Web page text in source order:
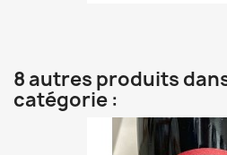
8 autres produits
catégorie :